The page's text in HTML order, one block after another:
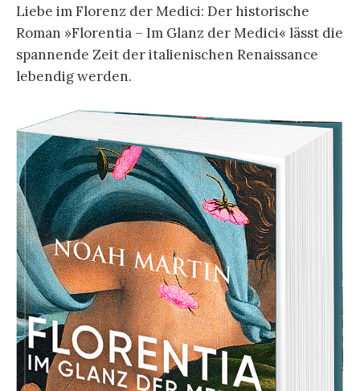
Liebe im Florenz der Medici: Der historische
Roman »Florentia – Im Glanz der Medici« lässt die
spannende Zeit der italienischen Renaissance
lebendig werden.